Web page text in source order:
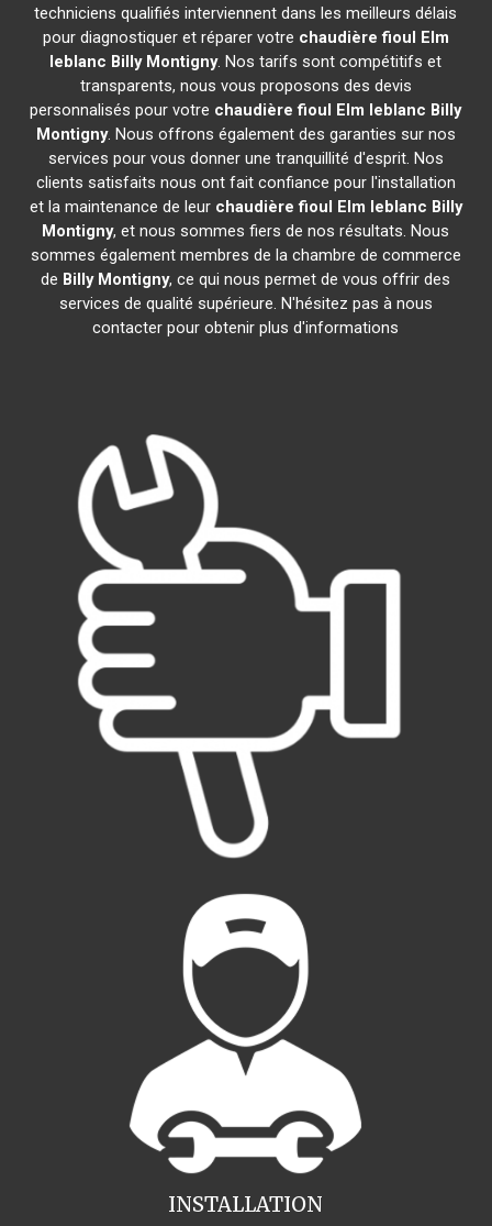
techniciens qualifiés interviennent dans les meilleurs délais
pour diagnostiquer et réparer votre chaudière fioul Elm
leblanc Billy Montigny. Nos tarifs sont compétitifs et
transparents, nous vous proposons des devis
personnalisés pour votre chaudière fioul Elm leblanc Billy
Montigny. Nous offrons également des garanties sur nos
services pour vous donner une tranquillité d'esprit. Nos
clients satisfaits nous ont fait confiance pour l'installation
et la maintenance de leur chaudière fioul Elm leblanc Billy
Montigny, et nous sommes fiers de nos résultats. Nous
sommes également membres de la chambre de commerce
de Billy Montigny, ce qui nous permet de vous offrir des
services de qualité supérieure. N'hésitez pas à nous
contacter pour obtenir plus d'informations
INSTALLATION